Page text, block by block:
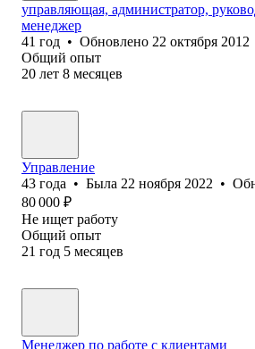
управляющая, администратор,
менеджер
41 год • Обновлено 22 октября 2012
Общий опыт
20 лет 8 месяцев
Управление
43 года • Была 22 ноября 2022 •
80 000 ₽
Не ищет работу
Общий опыт
21 год 5 месяцев
Менеджер по работе с клиентами